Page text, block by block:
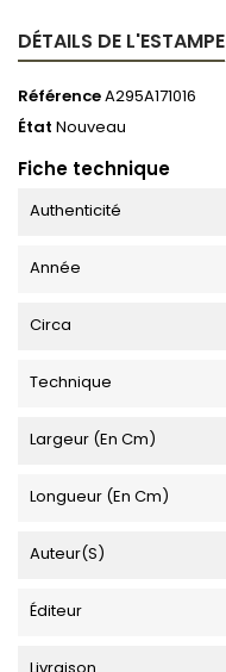
DÉTAILS DE L'ESTAMPE
RéférenceA295A171016
État Nouveau
Fiche technique
Authenticité
Année
Circa
Technique
Largeur (en Cm)
Longueur (en Cm)
Auteur(s)
Éditeur